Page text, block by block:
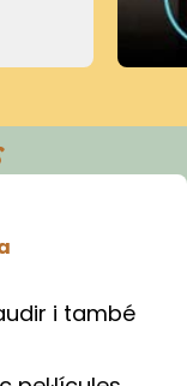
i també